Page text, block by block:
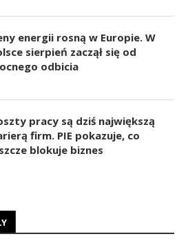
energii rosną w Europie. W
sierpień zaczął się od
odbicia
pracy są dziś największą
firm. PIE pokazuje, co
blokuje biznes